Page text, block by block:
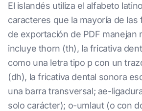
El islandés utiliza el alfabeto
caracteres que la mayoría de las
de exportación de PDF manejan
incluye thorn (th), la fricativa
como una letra tipo p con un
(dh), la fricativa dental sonora
una barra transversal; ae-
solo carácter); o-umlaut (o con